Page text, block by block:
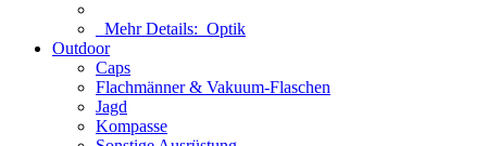
Mehr Details: Optik
Outdoor
Caps
Flachmänner & Vakuum-Flaschen
Jagd
Kompasse